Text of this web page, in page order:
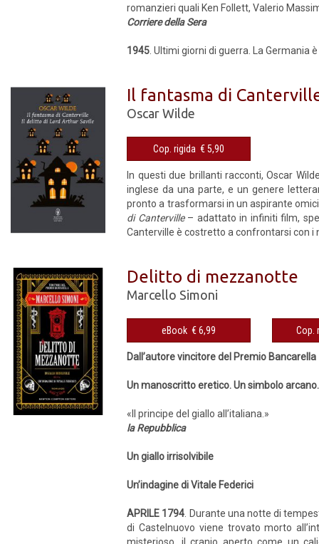
romanzieri quali Ken Follett, Valerio
Corriere della Sera
1945 . Ultimi giorni di guerra. La Germania
Il fantasma di
Oscar Wilde
Cop. rigida € 5,90
In questi due brillanti racconti, Oscar
inglese da una parte, e un genere
pronto a trasformarsi in un aspirante
di Canterville– adattato in infiniti film,
Canterville è costretto a confrontarsi con i
Delitto di mezzanotte
Marcello Simoni
eBook € 6,99
Dall’autore vincitore del Premio Bancarella
Un manoscritto eretico. Un simbolo
«Il principe del giallo all’italiana.»
la Repubblica
Un giallo irrisolvibile
Un’indagine di Vitale Federici
APRILE 1794 . Durante una notte di
di Castelnuovo viene trovato morto